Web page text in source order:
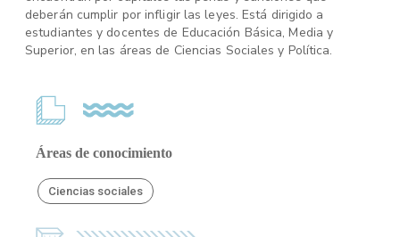
deberán cumplir por infligir las leyes. Está dirigido a
estudiantes y docentes de Educación Básica, Media y
Superior, en las áreas de Ciencias Sociales y Política.
Áreas de conocimiento
Ciencias sociales